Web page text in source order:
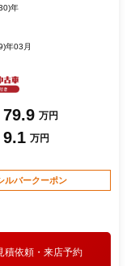
年
年03月
79.9 万円
9.1 万円
ルバークーポン
積依頼・来店予約